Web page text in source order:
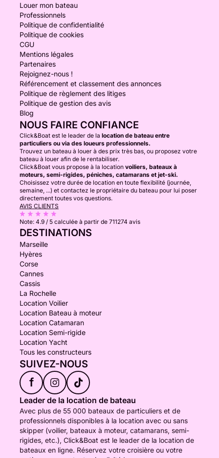
Louer mon bateau
Professionnels
Politique de confidentialité
Politique de cookies
CGU
Mentions légales
Partenaires
Rejoignez-nous !
Référencement et classement des annonces
Politique de règlement des litiges
Politique de gestion des avis
Blog
NOUS FAIRE CONFIANCE
Click&Boat est le leader de la location de bateau entre
particuliers ou via des loueurs professionnels.
Trouvez un bateau à louer à des prix très bas, ou proposez votre
bateau à louer afin de le rentabiliser.
Click&Boat vous propose à la location voiliers, bateaux à
moteurs, semi-rigides, péniches, catamarans et jet-ski.
Choisissez votre durée de location en toute flexibilité (journée,
semaine, ...) et contactez le propriétaire du bateau pour lui poser
directement toutes vos questions.
AVIS CLIENTS
Note: 4.9 / 5 calculée à partir de 711274 avis
DESTINATIONS
Marseille
Hyères
Corse
Cannes
Cassis
La Rochelle
Location Voilier
Location Bateau à moteur
Location Catamaran
Location Semi-rigide
Location Yacht
Tous les constructeurs
SUIVEZ-NOUS
f
Leader de la location de bateau
Avec plus de 55 000 bateaux de particuliers et de
professionnels disponibles à la location avec ou sans
skipper (voilier, bateaux à moteur, catamarans, semi-
rigides, etc.), Click&Boat est le leader de la location de
bateaux en ligne. Réservez votre croisière ou votre